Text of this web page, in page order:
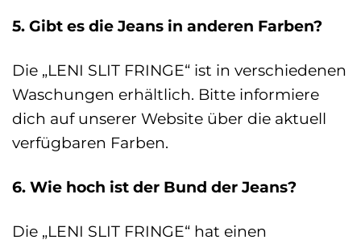
5. Gibt es die Jeans in anderen Farben?
Die „LENI SLIT FRINGE“ ist in verschiedenen
Waschungen erhältlich. Bitte informiere
dich auf unserer Website über die aktuell
verfügbaren Farben.
6. Wie hoch ist der Bund der Jeans?
Die „LENI SLIT FRINGE“ hat einen